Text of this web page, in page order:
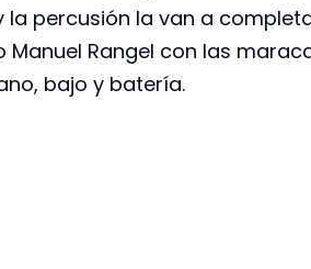
la percusión la van a
Rangel con las
bajo y batería.